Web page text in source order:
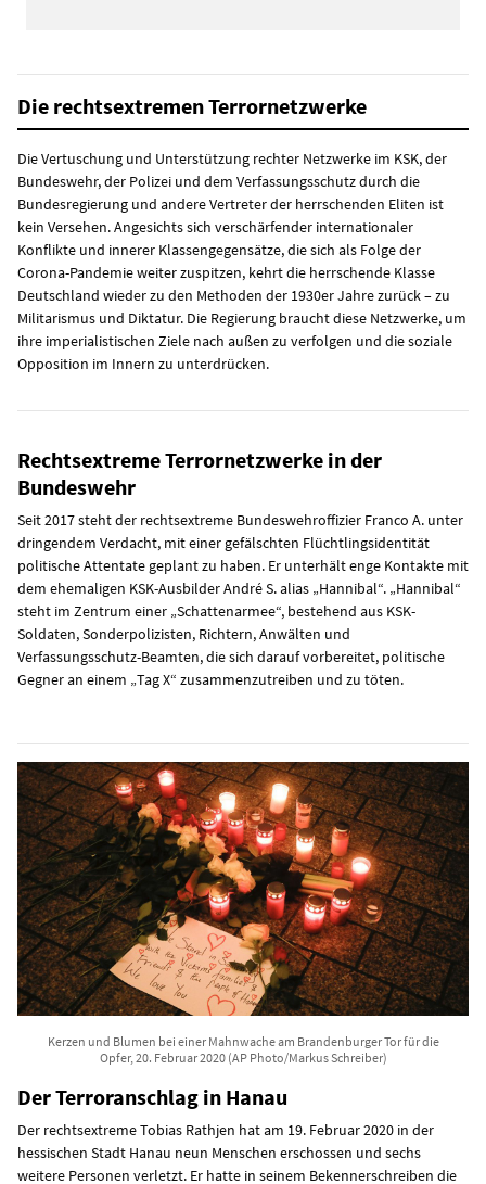
Die rechtsextremen Terrornetzwerke
Die Vertuschung und Unterstützung rechter Netzwerke im KSK, der
Bundeswehr, der Polizei und dem Verfassungsschutz durch die
Bundesregierung und andere Vertreter der herrschenden Eliten ist
kein Versehen. Angesichts sich verschärfender internationaler
Konflikte und innerer Klassengegensätze, die sich als Folge der
Corona-Pandemie weiter zuspitzen, kehrt die herrschende Klasse
Deutschland wieder zu den Methoden der 1930er Jahre zurück – zu
Militarismus und Diktatur. Die Regierung braucht diese Netzwerke, um
ihre imperialistischen Ziele nach außen zu verfolgen und die soziale
Opposition im Innern zu unterdrücken.
Rechtsextreme Terrornetzwerke in der
Bundeswehr
Seit 2017 steht der rechtsextreme Bundeswehroffizier Franco A. unter
dringendem Verdacht, mit einer gefälschten Flüchtlingsidentität
politische Attentate geplant zu haben. Er unterhält enge Kontakte mit
dem ehemaligen KSK-Ausbilder André S. alias „Hannibal“. „Hannibal“
steht im Zentrum einer „Schattenarmee“, bestehend aus KSK-
Soldaten, Sonderpolizisten, Richtern, Anwälten und
Verfassungsschutz-Beamten, die sich darauf vorbereitet, politische
Gegner an einem „Tag X“ zusammenzutreiben und zu töten.
Kerzen und Blumen bei einer Mahnwache am Brandenburger Tor für die
Opfer, 20. Februar 2020 (AP Photo/Markus Schreiber)
Der Terroranschlag in Hanau
Der rechtsextreme Tobias Rathjen hat am 19. Februar 2020 in der
hessischen Stadt Hanau neun Menschen erschossen und sechs
weitere Personen verletzt. Er hatte in seinem Bekennerschreiben die